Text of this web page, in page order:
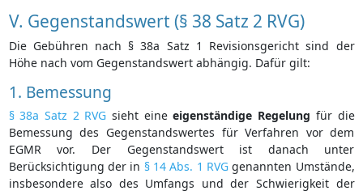
V. Gegenstandswert (§ 38 Satz 2 RVG)
Die Gebühren nach § 38a Satz 1 Revisionsgericht sind der
Höhe nach vom Gegenstandswert abhängig. Dafür gilt:
1. Bemessung
§ 38a Satz 2 RVG sieht eineeigenständige Regelung für die
Bemessung des Gegenstandswertes für Verfahren vor dem
EGMR vor. Der Gegenstandswert ist danach unter
Berücksichtigung der in § 14 Abs. 1 RVGgenannten Umstände,
insbesondere also des Umfangs und der Schwierigkeit der